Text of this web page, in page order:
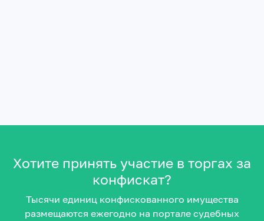
Хотите принять участие в торгах за
конфискат?
Тысячи единиц конфискованного имущества
размещаются ежегодно на портале судебных